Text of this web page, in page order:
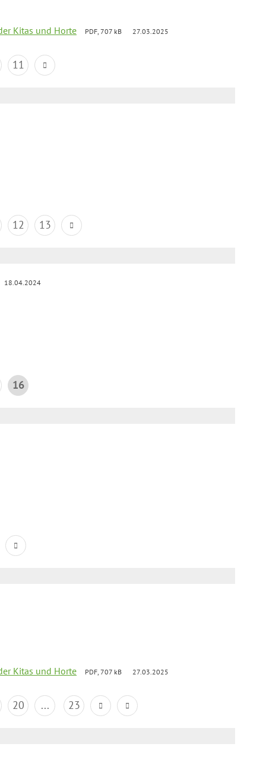
Kitas und Horte PDF, 707 kB 27.03.2025
11
12 13
18.04.2024
16
Kitas und Horte PDF, 707 kB 27.03.2025
20 ... 23